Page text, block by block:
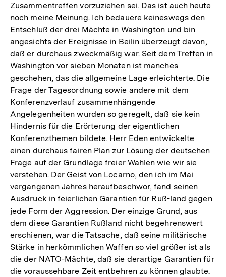
Zusammentreffen vorzuziehen sei. Das ist auch heute
noch meine Meinung. Ich bedauere keineswegs den
Entschluß der drei Mächte in Washington und bin
angesichts der Ereignisse in Beilin überzeugt davon,
daß er durchaus zweckmäßig war. Seit dem Treffen in
Washington vor sieben Monaten ist manches
geschehen, das die allgemeine Lage erleichterte. Die
Frage der Tagesordnung sowie andere mit dem
Konferenzverlauf zusammenhängende
Angelegenheiten wurden so geregelt, daß sie kein
Hindernis für die Erörterung der eigentlichen
Konferenzthemen bildete. Herr Eden entwickelte
einen durchaus fairen Plan zur Lösung der deutschen
Frage auf der Grundlage freier Wahlen wie wir sie
verstehen. Der Geist von Locarno, den ich im Mai
vergangenen Jahres heraufbeschwor, fand seinen
Ausdruck in feierlichen Garantien für Ruß-land gegen
jede Form der Aggression. Der einzige Grund, aus
dem diese Garantien Rußland nicht begehrenswert
erschienen, war die Tatsache, daß seine militärische
Stärke in herkömmlichen Waffen so viel größer ist als
die der NATO-Mächte, daß sie derartige Garantien für
die voraussehbare Zeit entbehren zu können glaubte.